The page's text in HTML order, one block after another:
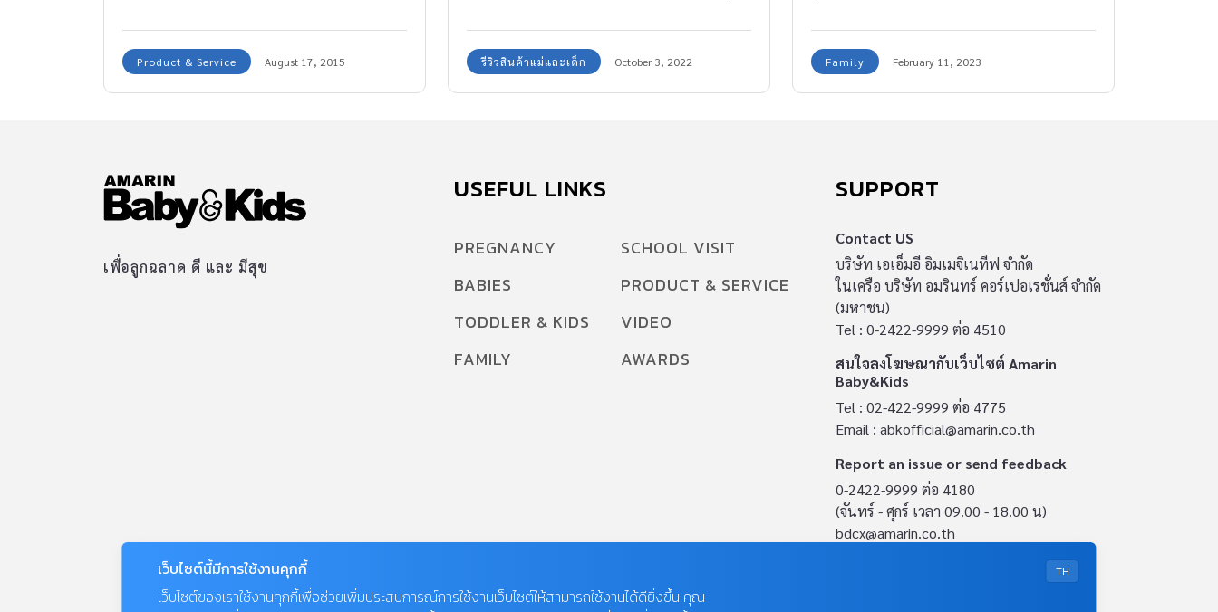
Product & Service August 17, 2015 รีวิวสินค้าแม่และเด็ก October 3, 2022 Family February 11, 2023
เพื่อลูกฉลาด ดี และ มีสุข
USEFUL LINKS
PREGNANCY
BABIES
TODDLER & KIDS
FAMILY
SCHOOL VISIT
PRODUCT & SERVICE
VIDEO
AWARDS
SUPPORT
Contact US
บริษัท เอเอ็มอี อิมเมจิเนทีฟ จำกัด
ในเครือ บริษัท อมรินทร์ คอร์เปอเรชั่นส์ จำกัด
(มหาชน)
Tel : 0-2422-9999 ต่อ 4510
สนใจลงโฆษณากับเว็บไซต์ Amarin
Baby&Kids
Tel : 02-422-9999 ต่อ 4775
Email : abkofficial@amarin.co.th
Report an issue or send feedback
0-2422-9999 ต่อ 4180
(จันทร์ - ศุกร์ เวลา 09.00 - 18.00 น)
bdcx@amarin.co.th
TH
เว็บไซต์นี้มีการใช้งานคุกกี้
เว็บไซต์ของเราใช้งานคุกกี้เพื่อช่วยเพิ่มประสบการณ์การใช้งานเว็บไซต์ให้สามารถใช้งานได้ดียิ่งขึ้น คุณ